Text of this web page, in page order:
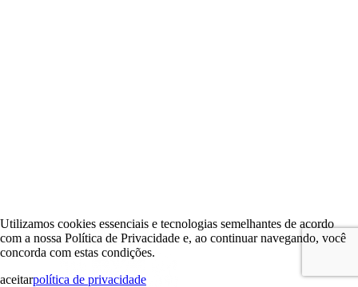
Utilizamos cookies essenciais e tecnologias semelhantes de acordo
com a nossa Política de Privacidade e, ao continuar navegando, você
concorda com estas condições.
aceitarpolítica de privacidade